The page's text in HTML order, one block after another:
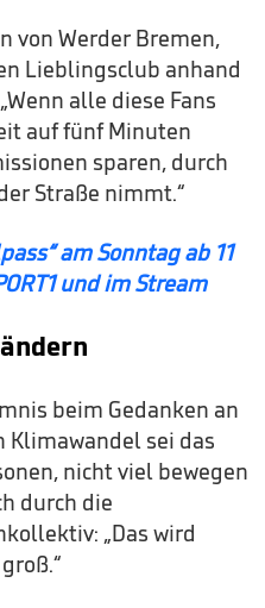
von Werder Bremen,
Lieblingsclub anhand
alle diese Fans
auf fünf Minuten
sparen, durch
Straße nimmt.“
am Sonntag ab 11
und im Stream
beim Gedanken an
Klimawandel sei das
nicht viel bewegen
durch die
„Das wird